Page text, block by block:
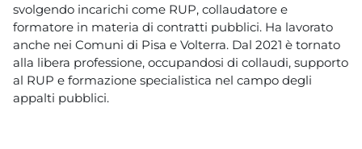
svolgendo incarichi come RUP, collaudatore e
formatore in materia di contratti pubblici. Ha lavorato
anche nei Comuni di Pisa e Volterra. Dal 2021 è tornato
alla libera professione, occupandosi di collaudi, supporto
al RUP e formazione specialistica nel campo degli
appalti pubblici.